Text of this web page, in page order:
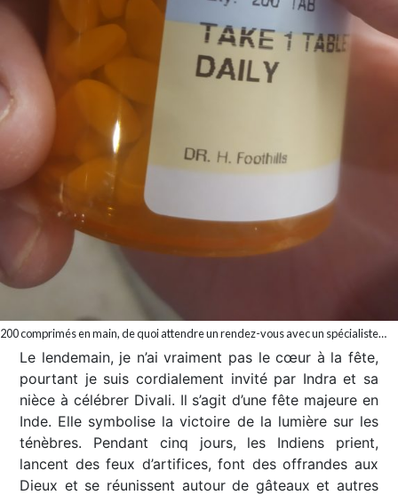
200 comprimés en main, de quoi attendre un rendez-vous avec un spécialiste…
Le lendemain, je n’ai vraiment pas le cœur à la fête,
pourtant je suis cordialement invité par Indra et sa
nièce à célébrer Divali. Il s’agit d’une fête majeure en
Inde. Elle symbolise la victoire de la lumière sur les
ténèbres. Pendant cinq jours, les Indiens prient,
lancent des feux d’artifices, font des offrandes aux
Dieux et se réunissent autour de gâteaux et autres